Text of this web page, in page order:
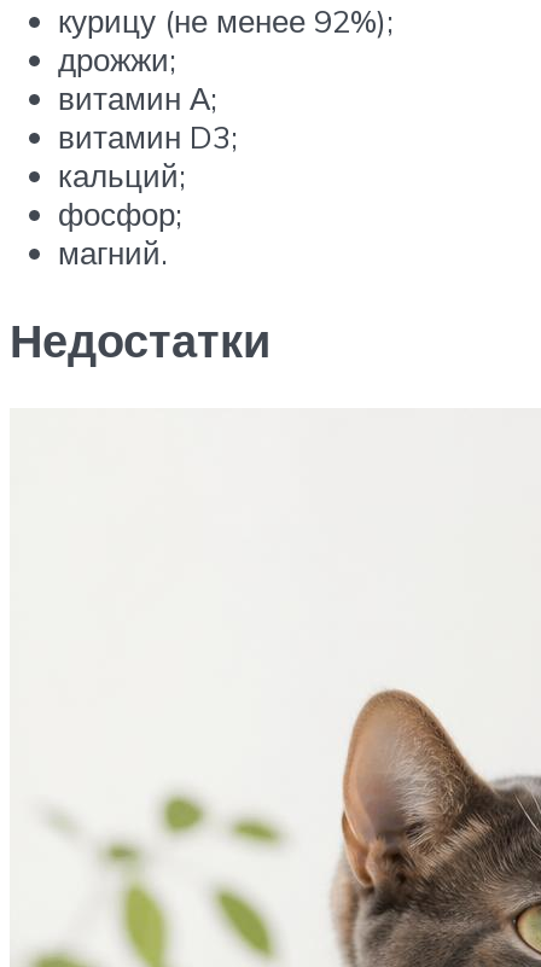
курицу (не менее 92%);
дрожжи;
витамин А;
витамин D3;
кальций;
фосфор;
магний.
Недостатки